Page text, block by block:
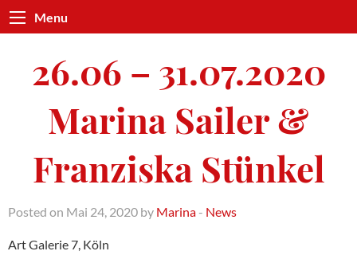
Menu
26.06 – 31.07.2020
Marina Sailer &
Franziska Stünkel
Posted on Mai 24, 2020 by Marina - News
Art Galerie 7, Köln